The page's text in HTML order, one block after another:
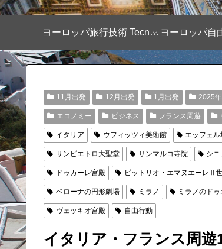
ヨーロッパ旅行技術 Tecnique
11月出発 12月出発 1月出発 2025年
エコノミー ビジネス フランス周遊
イタリア ウフィッツィ美術館 エッフェル
サンピエトロ大聖堂 サンマルコ寺院 シ
ドゥカーレ宮殿 ピットリオ・エマヌエーレⅡ
ベローナの円形劇場 ミラノ ミラノのドゥ
ヴェッキオ宮殿 自由行動
イタリア・フランス周遊